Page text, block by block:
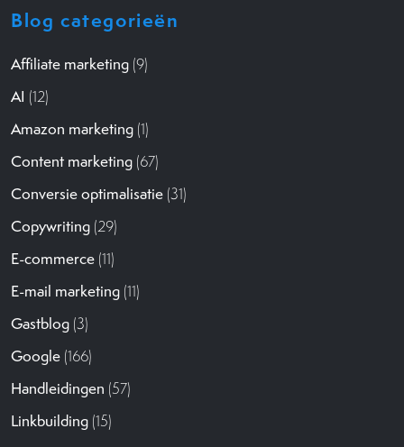
Blog categorieën
Affiliate marketing (9)
AI (12)
Amazon marketing (1)
Content marketing (67)
Conversie optimalisatie (31)
Copywriting (29)
E-commerce (11)
E-mail marketing (11)
Gastblog (3)
Google (166)
Handleidingen (57)
Linkbuilding (15)